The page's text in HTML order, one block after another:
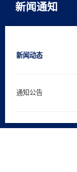
新闻通知
新闻动态
通知公告